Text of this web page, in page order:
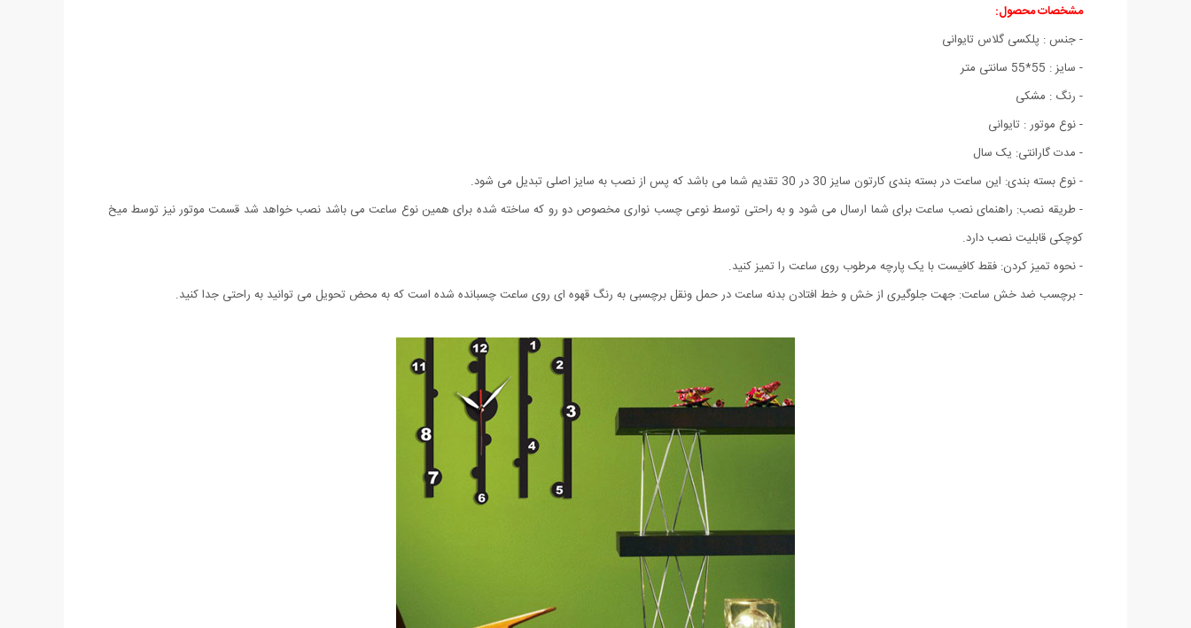
مشخصات محصول:
- جنس : پلکسی گلاس تایوانی
- سایز : 55*55 سانتی متر
- رنگ : مشکی
- نوع موتور : تایوانی
- مدت گارانتی: یک سال
- نوع بسته بندی: این ساعت در بسته بندی کارتون سایز 30 در 30 تقدیم شما می باشد که پس از نصب به سایز اصلی تبدیل می شود.
- طریقه نصب: راهنمای نصب ساعت برای شما ارسال می شود و به راحتی توسط نوعی چسب نواری مخصوص دو رو که ساخته شده برای همین نوع ساعت می باشد نصب خواهد شد قسمت موتور نیز توسط میخ
کوچکی قابلیت نصب دارد.
- نحوه تمیز کردن: فقط کافیست با یک پارچه مرطوب روی ساعت را تمیز کنید.
- برچسب ضد خش ساعت: جهت جلوگیری از خش و خط افتادن بدنه ساعت در حمل ونقل برچسبی به رنگ قهوه ای روی ساعت چسبانده شده است که به محض تحویل می توانید به راحتی جدا کنید.